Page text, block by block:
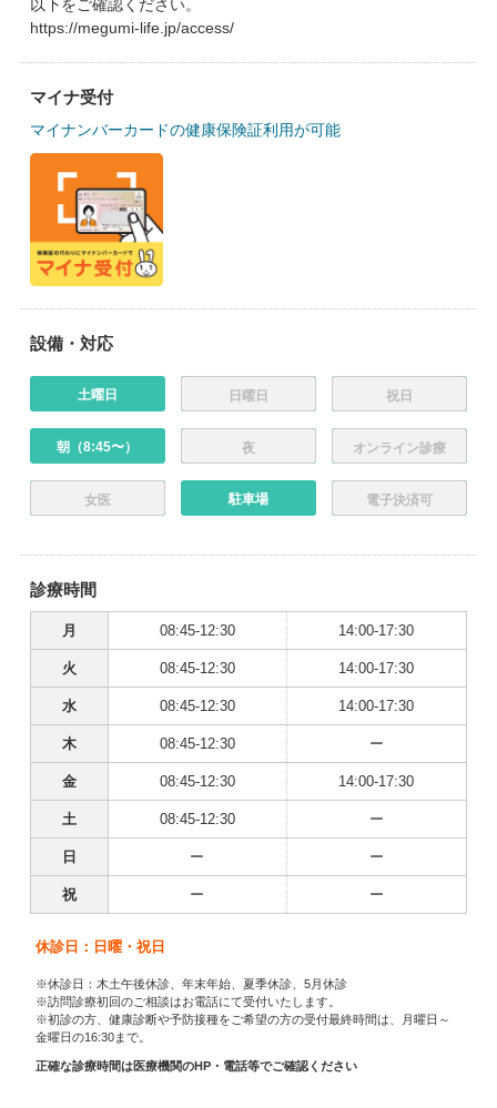
以下をご確認ください。
https://megumi-life.jp/access/
マイナ受付
マイナンバーカードの健康保険証利用が可能
設備・対応
土曜日 日曜日 祝日
朝（8:45〜） 夜 オンライン診療
女医 駐車場 電子決済可
診療時間
月 08:45-12:30 14:00-17:30
火 08:45-12:30 14:00-17:30
水 08:45-12:30 14:00-17:30
木 08:45-12:30 ー
金 08:45-12:30 14:00-17:30
土 08:45-12:30 ー
日 ー ー
祝 ー ー
休診日：日曜・祝日
※休診日：木土午後休診、年末年始、夏季休診、5月休診
※訪問診療初回のご相談はお電話にて受付いたします。
※初診の方、健康診断や予防接種をご希望の方の受付最終時間は、月曜日～
金曜日の16:30まで。
正確な診療時間は医療機関のHP・電話等でご確認ください